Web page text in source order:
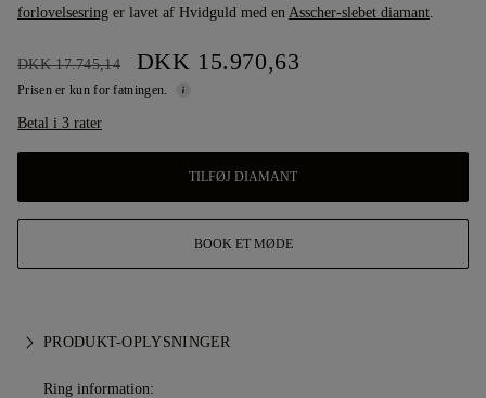
forlovelsesring er lavet af Hvidguld med en Asscher-slebet diamant.
DKK 17.745,14 DKK 15.970,63
Prisen er kun for fatningen.
Betal i 3 rater
TILFØJ DIAMANT
BOOK ET MØDE
PRODUKT-OPLYSNINGER
Ring information: